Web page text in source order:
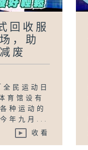
回收服
，助
废
民运动日
育馆设有
种运动的
年九月...
收看